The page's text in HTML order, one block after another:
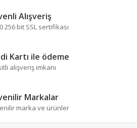
eksik bilgiler bulunuyor.
daha pahalı.
alternatifler olmalı.
Alışveriş
256 bit SSL sertifikası
Kartı ile ödeme
alışveriş imkanı
Markalar
marka ve ürünler